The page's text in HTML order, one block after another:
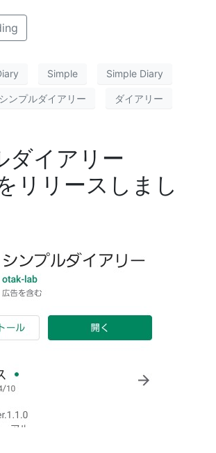
Simple Simple Diary
シンプルダイアリー ダイアリー
ダイアリー
リリースしまし